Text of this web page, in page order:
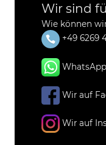
Wir sind
Wie können
+49 6269
WhatsApp
Wir auf
Wir auf